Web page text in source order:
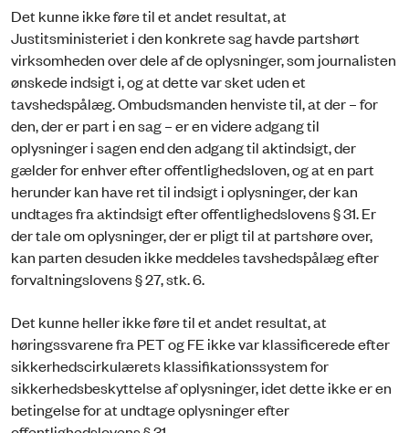
Det kunne ikke føre til et andet resultat, at
Justitsministeriet i den konkrete sag havde partshørt
virksomheden over dele af de oplysninger, som journalisten
ønskede indsigt i, og at dette var sket uden et
tavshedspålæg. Ombudsmanden henviste til, at der – for
den, der er part i en sag – er en videre adgang til
oplysninger i sagen end den adgang til aktindsigt, der
gælder for enhver efter offentlighedsloven, og at en part
herunder kan have ret til indsigt i oplysninger, der kan
undtages fra aktindsigt efter offentlighedslovens § 31. Er
der tale om oplysninger, der er pligt til at partshøre over,
kan parten desuden ikke meddeles tavshedspålæg efter
forvaltningslovens § 27, stk. 6.
Det kunne heller ikke føre til et andet resultat, at
høringssvarene fra PET og FE ikke var klassificerede efter
sikkerhedscirkulærets klassifikationssystem for
sikkerhedsbeskyttelse af oplysninger, idet dette ikke er en
betingelse for at undtage oplysninger efter